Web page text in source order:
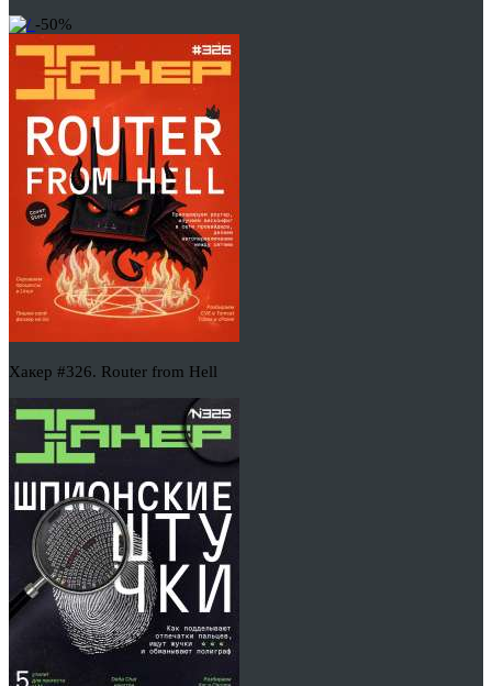
-50%
Хакер #326. Router from Hell